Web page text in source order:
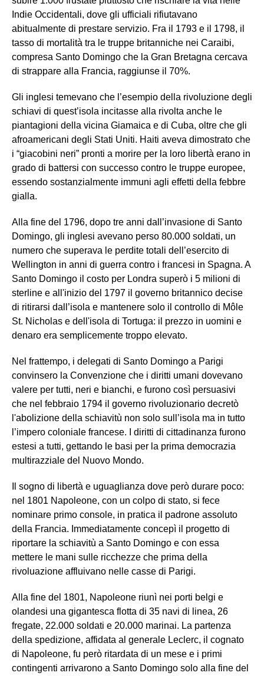
Indie Occidentali, dove gli ufficiali rifiutavano
abitualmente di prestare servizio. Fra il 1793 e il 1798, il
tasso di mortalità tra le truppe britanniche nei Caraibi,
compresa Santo Domingo che la Gran Bretagna cercava
di strappare alla Francia, raggiunse il 70%.
Gli inglesi temevano che l’esempio della rivoluzione degli
schiavi di quest’isola incitasse alla rivolta anche le
piantagioni della vicina Giamaica e di Cuba, oltre che gli
afroamericani degli Stati Uniti. Haiti aveva dimostrato che
i “giacobini neri” pronti a morire per la loro libertà erano in
grado di battersi con successo contro le truppe europee,
essendo sostanzialmente immuni agli effetti della febbre
gialla.
Alla fine del 1796, dopo tre anni dall’invasione di Santo
Domingo, gli inglesi avevano perso 80.000 soldati, un
numero che superava le perdite totali dell’esercito di
Wellington in anni di guerra contro i francesi in Spagna. A
Santo Domingo il costo per Londra superò i 5 milioni di
sterline e all'inizio del 1797 il governo britannico decise
di ritirarsi dall’isola e mantenere solo il controllo di Môle
St. Nicholas e dell'isola di Tortuga: il prezzo in uomini e
denaro era semplicemente troppo elevato.
Nel frattempo, i delegati di Santo Domingo a Parigi
convinsero la Convenzione che i diritti umani dovevano
valere per tutti, neri e bianchi, e furono così persuasivi
che nel febbraio 1794 il governo rivoluzionario decretò
l'abolizione della schiavitù non solo sull’isola ma in tutto
l’impero coloniale francese. I diritti di cittadinanza furono
estesi a tutti, gettando le basi per la prima democrazia
multirazziale del Nuovo Mondo.
Il sogno di libertà e uguaglianza dove però durare poco:
nel 1801 Napoleone, con un colpo di stato, si fece
nominare primo console, in pratica il padrone assoluto
della Francia. Immediatamente concepì il progetto di
riportare la schiavitù a Santo Domingo e con essa
mettere le mani sulle ricchezze che prima della
rivoluazione affluivano nelle casse di Parigi.
Alla fine del 1801, Napoleone riunì nei porti belgi e
olandesi una gigantesca flotta di 35 navi di linea, 26
fregate, 22.000 soldati e 20.000 marinai. La partenza
della spedizione, affidata al generale Leclerc, il cognato
di Napoleone, fu però ritardata di un mese e i primi
contingenti arrivarono a Santo Domingo solo alla fine del